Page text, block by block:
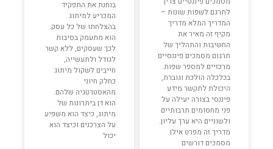
לתרגם לשפות שונות –
המדריך המלא מדריך
מקיף זה מאיר את
החשיבות והתהליך של
תרגום מסמכים פיננסיים
מרכזיים למספר שפות.
בכלכלה הולכת וגוברת,
היכולת לתקשר מידע
פיננסי בצורה יעילה על
פני מחסומים תרבותיים
ולשוניים היא ערך עליון.
מדריך זה מפרט אילו
מסמכים דורשים
בוחנת את התפקיד
המכריע למיתוג
בהצלחתו של כל עסק.
הוא מתעמק בסיבות
לכך שעסקים, ללא קשר
לגודל ולתעשייה,
חייבים לשקול מיתוג
כחלק חיוני
מהאסטרטגיה שלהם.
הוא דן ביתרונות של
מיתוג, כיצד הוא משפיע
על הצרכנים וכיצד הוא
יכול